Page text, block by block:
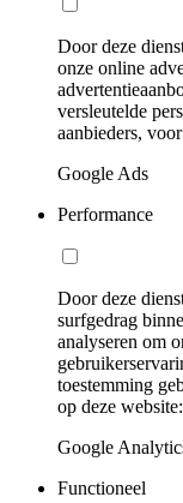
Door deze
onze online
versleutelde
aanbieders,
Google Ads
Performance
Door deze
surfgedrag
analyseren om
toestemming
op deze website:
Google
Functioneel